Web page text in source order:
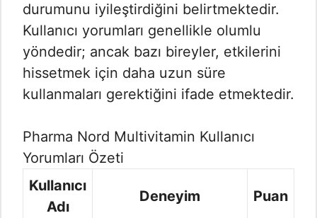
durumunu iyileştirdiğini belirtmektedir.
Kullanıcı yorumları genellikle olumlu
yöndedir; ancak bazı bireyler, etkilerini
hissetmek için daha uzun süre
kullanmaları gerektiğini ifade etmektedir.
Pharma Nord Multivitamin Kullanıcı
Yorumları Özeti
Kullanıcı
Adı
Deneyim Puan